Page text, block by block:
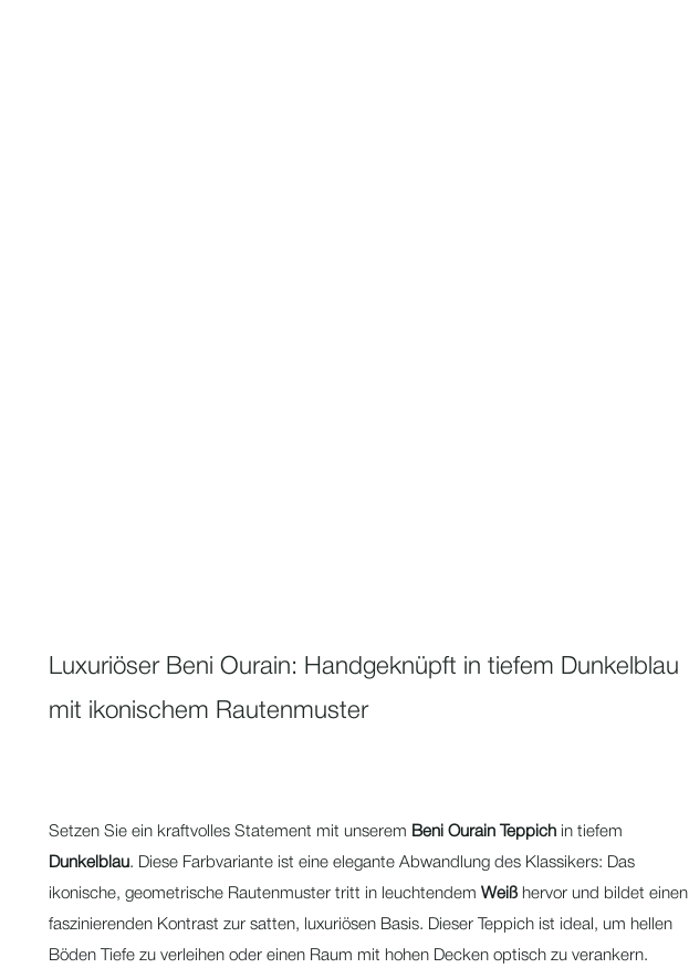
Luxuriöser Beni Ourain: Handgeknüpft in tiefem Dunkelblau
mit ikonischem Rautenmuster
Setzen Sie ein kraftvolles Statement mit unserem Beni Ourain Teppichin tiefem
Dunkelblau. Diese Farbvariante ist eine elegante Abwandlung des Klassikers: Das
ikonische, geometrische Rautenmuster tritt in leuchtendem Weißhervor und bildet einen
faszinierenden Kontrast zur satten, luxuriösen Basis. Dieser Teppich ist ideal, um hellen
Böden Tiefe zu verleihen oder einen Raum mit hohen Decken optisch zu verankern.